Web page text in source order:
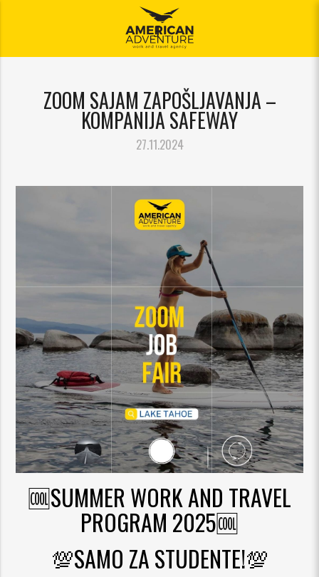
Jelovnik
ZOOM SAJAM ZAPOŠLJAVANJA –
KOMPANIJA SAFEWAY
27.11.2024
🆒SUMMER WORK AND TRAVEL
PROGRAM 2025🆒
💯SAMO ZA STUDENTE!💯